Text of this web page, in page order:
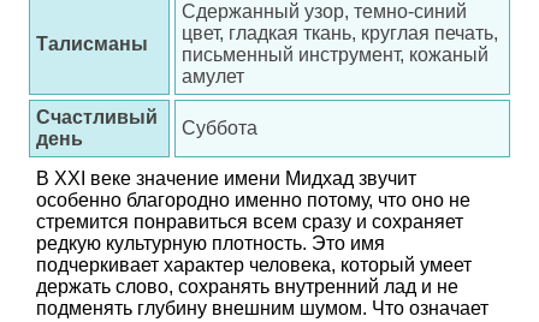
Талисманы
Сдержанный узор, темно-синий
цвет, гладкая ткань, круглая печать,
письменный инструмент, кожаный
амулет
Счастливый
день
Суббота
В XXI веке значение имени Мидхад звучит
особенно благородно именно потому, что оно не
стремится понравиться всем сразу и сохраняет
редкую культурную плотность. Это имя
подчеркивает характер человека, который умеет
держать слово, сохранять внутренний лад и не
подменять глубину внешним шумом. Что означает